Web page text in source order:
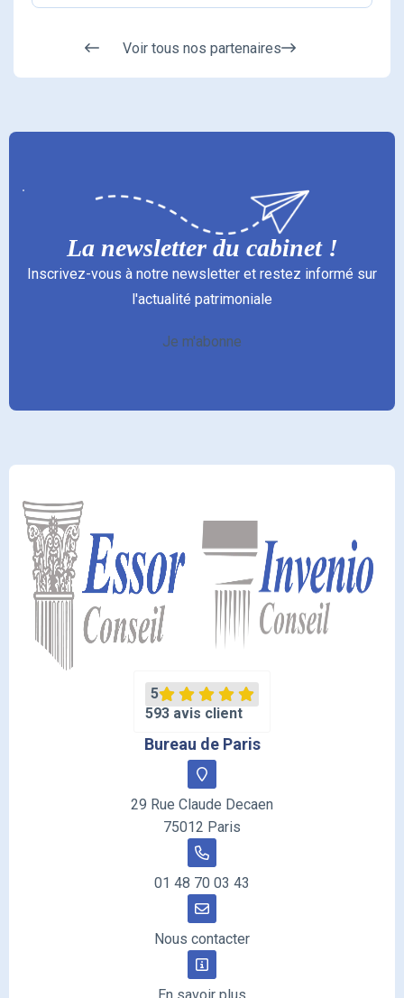
Voir tous nos partenaires
La newsletter du cabinet !
Inscrivez-vous à notre newsletter et restez informé sur
l'actualité patrimoniale
Je m'abonne
5
593 avis client
Bureau de Paris
29 Rue Claude Decaen
75012 Paris
01 48 70 03 43
Nous contacter